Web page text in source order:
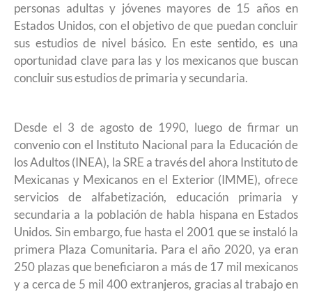
personas adultas y jóvenes mayores de 15 años en
Estados Unidos, con el objetivo de que puedan concluir
sus estudios de nivel básico. En este sentido, es una
oportunidad clave para las y los mexicanos que buscan
concluir sus estudios de primaria y secundaria.
Desde el 3 de agosto de 1990, luego de firmar un
convenio con el Instituto Nacional para la Educación de
los Adultos (INEA), la SRE a través del ahora Instituto de
Mexicanas y Mexicanos en el Exterior (IMME), ofrece
servicios de alfabetización, educación primaria y
secundaria a la población de habla hispana en Estados
Unidos. Sin embargo, fue hasta el 2001 que se instaló la
primera Plaza Comunitaria. Para el año 2020, ya eran
250 plazas que beneficiaron a más de 17 mil mexicanos
y a cerca de 5 mil 400 extranjeros, gracias al trabajo en